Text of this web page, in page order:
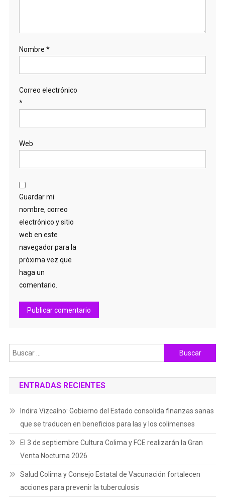
Nombre *
Correo electrónico
*
Web
Guardar mi
nombre, correo
electrónico y sitio
web en este
navegador para la
próxima vez que
haga un
comentario.
Buscar:
ENTRADAS RECIENTES
Indira Vizcaíno: Gobierno del Estado consolida finanzas sanas
que se traducen en beneficios para las y los colimenses
El 3 de septiembre Cultura Colima y FCE realizarán la Gran
Venta Nocturna 2026
Salud Colima y Consejo Estatal de Vacunación fortalecen
acciones para prevenir la tuberculosis